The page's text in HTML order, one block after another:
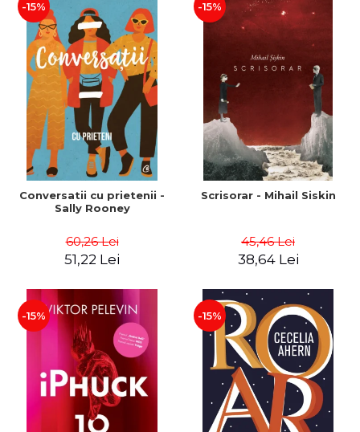
-15%
Conversatii cu prietenii -
Sally Rooney
60,26 Lei
51,22 Lei
-15%
Scrisorar - Mihail Siskin
45,46 Lei
38,64 Lei
-15% -15%